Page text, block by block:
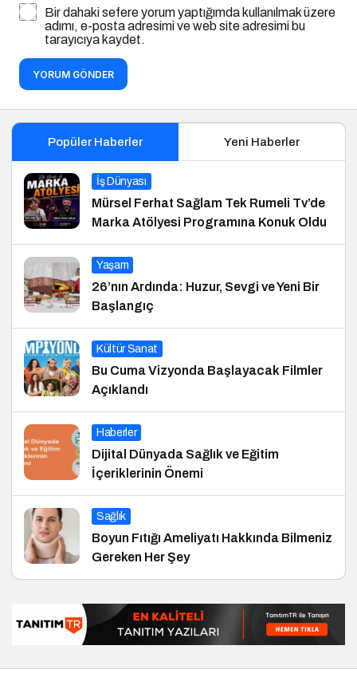
Bir dahaki sefere yorum yaptığımda kullanılmak üzere
adımı, e-posta adresimi ve web site adresimi bu
tarayıcıya kaydet.
YORUM GÖNDER
Popüler Haberler Yeni Haberler
İş Dünyası
Mürsel Ferhat Sağlam Tek Rumeli Tv’de
Marka Atölyesi Programına Konuk Oldu
Yaşam
26’nın Ardında: Huzur, Sevgi ve Yeni Bir
Başlangıç
Kültür Sanat
Bu Cuma Vizyonda Başlayacak Filmler
Açıklandı
Haberler
Dijital Dünyada Sağlık ve Eğitim
İçeriklerinin Önemi
Sağlık
Boyun Fıtığı Ameliyatı Hakkında Bilmeniz
Gereken Her Şey